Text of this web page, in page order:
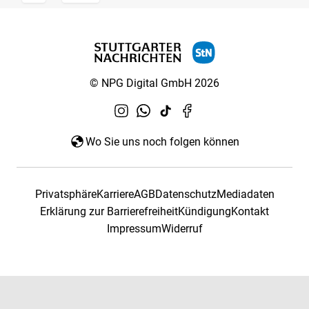
© NPG Digital GmbH 2026
Wo Sie uns noch folgen können
PrivatsphäreKarriereAGBDatenschutzMediadaten
Erklärung zur BarrierefreiheitKündigungKontakt
ImpressumWiderruf